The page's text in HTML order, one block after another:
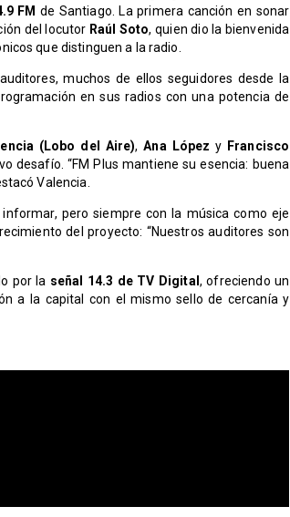
FM de Santiago. La primera canción en sonar
del locutor Raúl Soto, quien dio la bienvenida
que distinguen a la radio.
muchos de ellos seguidores desde la
en sus radios con una potencia de
(Lobo del Aire),Ana López y Francisco
desafío. “FM Plus mantiene su esencia: buena
Valencia.
pero siempre con la música como eje
del proyecto: “Nuestros auditores son
por la señal 14.3 de TV Digital , ofreciendo un
a la capital con el mismo sello de cercanía y